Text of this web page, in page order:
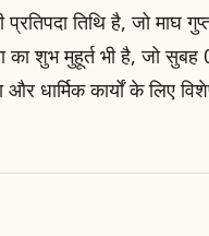
तिथि है, जो माघ
का शुभ मुहूर्त भी है, जो
धार्मिक कार्यों के लिए